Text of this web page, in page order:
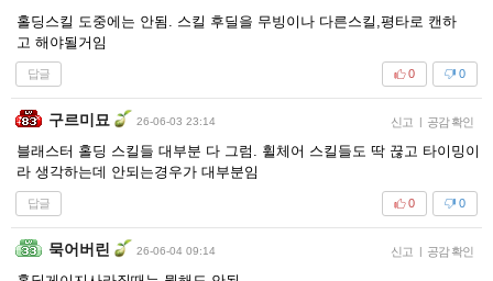
홀딩스킬 도중에는 안됨. 스킬 후딜을 무빙이나 다른스킬,평타로 캔하
고 해야될거임
답글 0
0
구르미묘 26-06-03 23:14 신고 | 공감 확인
블래스터 홀딩 스킬들 대부분 다 그럼. 휠체어 스킬들도 딱 끊고 타이밍이
라 생각하는데 안되는경우가 대부분임
답글 0
0
묵어버린 26-06-04 09:14 신고 | 공감 확인